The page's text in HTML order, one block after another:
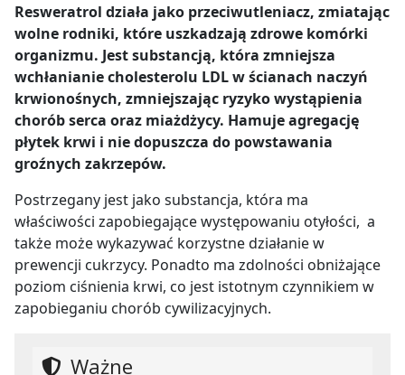
Resweratrol działa jako przeciwutleniacz, zmiatając
wolne rodniki, które uszkadzają zdrowe komórki
organizmu. Jest substancją, która zmniejsza
wchłanianie cholesterolu LDL w ścianach naczyń
krwionośnych, zmniejszając ryzyko wystąpienia
chorób serca oraz miażdżycy. Hamuje agregację
płytek krwi i nie dopuszcza do powstawania
groźnych zakrzepów.
Postrzegany jest jako substancja, która ma
właściwości zapobiegające występowaniu otyłości, a
także może wykazywać korzystne działanie w
prewencji cukrzycy. Ponadto ma zdolności obniżające
poziom ciśnienia krwi, co jest istotnym czynnikiem w
zapobieganiu chorób cywilizacyjnych.
Ważne